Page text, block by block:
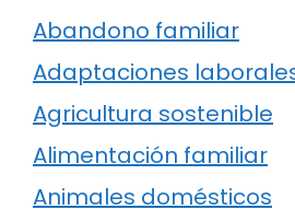
Abandono familiar
Adaptaciones
Agricultura sostenible
Alimentación familiar
Animales domésticos